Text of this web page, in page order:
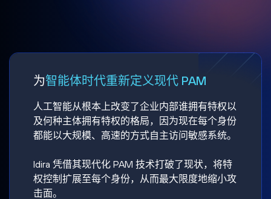
为智能体时代重新定义现代 PAM
人工智能从根本上改变了企业内部谁拥有特权以
及何种主体拥有特权的格局，因为现在每个身份
都能以大规模、高速的方式自主访问敏感系统。
Idira 凭借其现代化 PAM 技术打破了现状，将特
权控制扩展至每个身份，从而最大限度地缩小攻
击面。